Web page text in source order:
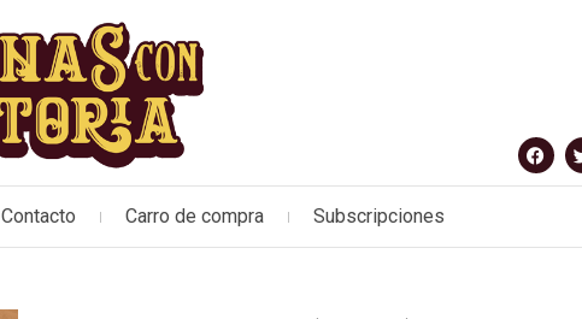
Contacto Carro de compra Subscripciones